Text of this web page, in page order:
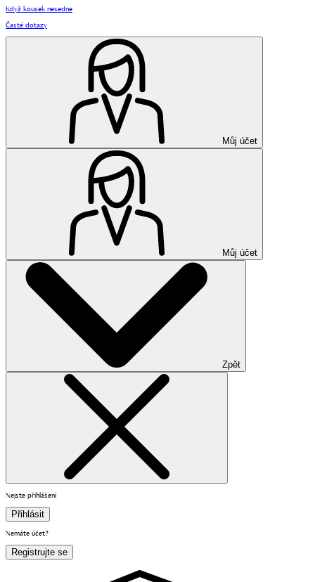
Když kousek nesedne
Časté dotazy
Můj účet
Můj účet
Zpět
Nejste přihlášení
Přihlásit
Nemáte účet?
Registrujte se